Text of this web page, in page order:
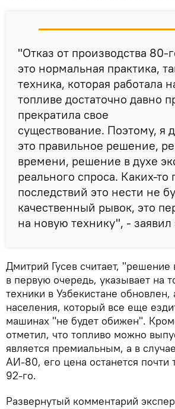
"Отказ от производства 80-
это нормальная практика,
техника, которая работала
топливе достаточно давно
прекратила свое
существование. Поэтому, я
это правильное решение,
времени, решение в духе
реального спроса. Каких-то
последствий это нести не
качественный рывок, это
на новую технику", - заявил
Дмитрий Гусев считает,
в первую очередь, указывает на
техники в Узбекистане обновлен,
населения, который все еще
машинах "не будет обижен".
отметил, что топливо можно
является премиальным, а в
АИ-80, его цена останется почти
92-го.
Развернутый комментарий